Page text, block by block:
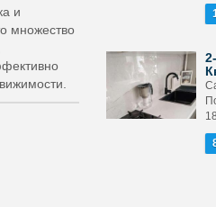
и
множество